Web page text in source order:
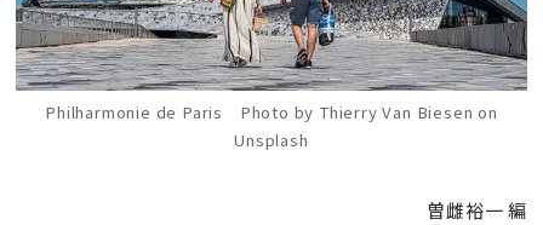
Philharmonie de Paris Photo by Thierry Van Biesen on
Unsplash
曽雌裕一 編